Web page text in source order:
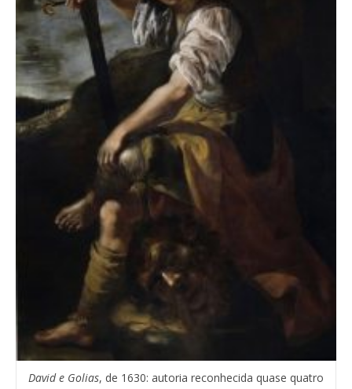
David e Golias, de 1630: autoria reconhecida quase quatro